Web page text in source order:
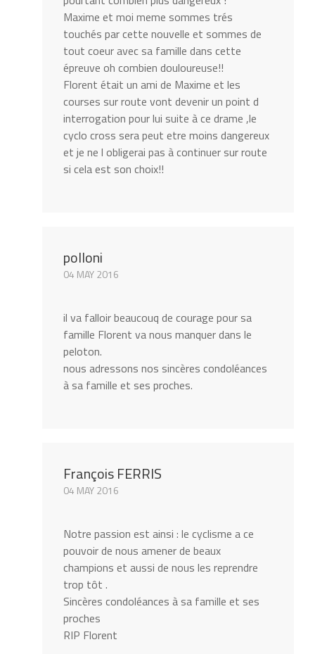
Maxime et moi meme sommes trés
touchés par cette nouvelle et sommes de
tout coeur avec sa famille dans cette
épreuve oh combien douloureuse!!
Florent était un ami de Maxime et les
courses sur route vont devenir un point d
interrogation pour lui suite à ce drame ,le
cyclo cross sera peut etre moins dangereux
et je ne l obligerai pas à continuer sur route
si cela est son choix!!
polloni
04 MAY 2016
il va falloir beaucouq de courage pour sa
famille Florent va nous manquer dans le
peloton.
nous adressons nos sincères condoléances
à sa famille et ses proches.
François FERRIS
04 MAY 2016
Notre passion est ainsi : le cyclisme a ce
pouvoir de nous amener de beaux
champions et aussi de nous les reprendre
trop tôt .
Sincères condoléances à sa famille et ses
proches
RIP Florent